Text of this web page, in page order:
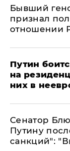
Бывший
признал
отношении
Путин
на
них в
Сенатор
Путину
санкций":